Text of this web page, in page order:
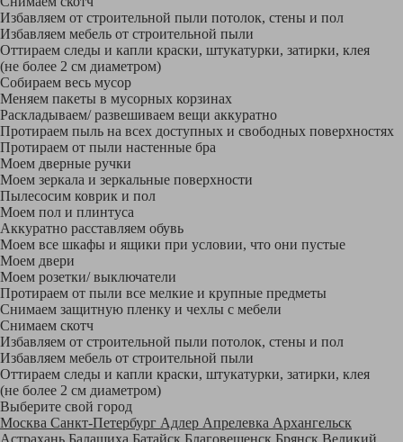
Избавляем от строительной пыли потолок, стены и пол
Избавляем мебель от строительной пыли
Оттираем следы и капли краски, штукатурки, затирки, клея
(не более 2 см диаметром)
Собираем весь мусор
Меняем пакеты в мусорных корзинах
Раскладываем/ развешиваем вещи аккуратно
Протираем пыль на всех доступных и свободных поверхностях
Протираем от пыли настенные бра
Моем дверные ручки
Моем зеркала и зеркальные поверхности
Пылесосим коврик и пол
Моем пол и плинтуса
Аккуратно расставляем обувь
Моем все шкафы и ящики при условии, что они пустые
Моем двери
Моем розетки/ выключатели
Протираем от пыли все мелкие и крупные предметы
Снимаем защитную пленку и чехлы с мебели
Снимаем скотч
Избавляем от строительной пыли потолок, стены и пол
Избавляем мебель от строительной пыли
Оттираем следы и капли краски, штукатурки, затирки, клея
(не более 2 см диаметром)
Выберите свой город
Москва Санкт-Петербург Адлер Апрелевка Архангельск
Астрахань Балашиха Батайск Благовещенск Брянск Великий